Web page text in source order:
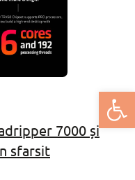
Deschide
7000 și
sfarsit